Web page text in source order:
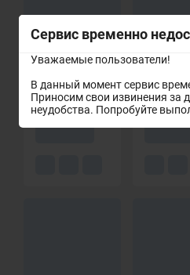
Сервис временно
Уважаемые пользователи!
В данный момент сервис
Приносим свои извинения за
неудобства. Попробуйте